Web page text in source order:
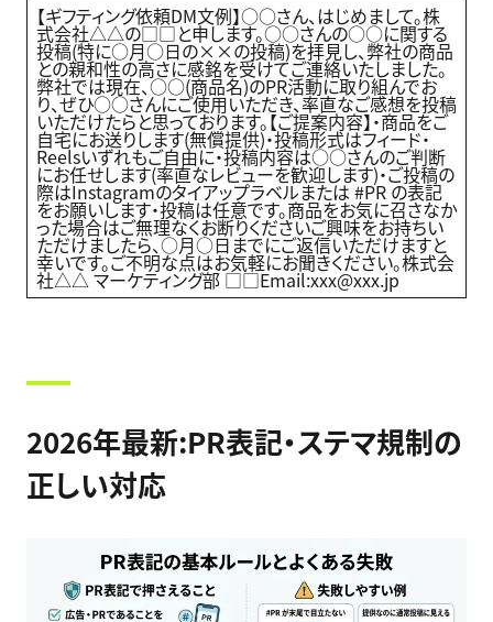
【ギフティング依頼DM文例】○○さん、はじめまして。株
式会社△△の□□と申します。○○さんの○○に関する
投稿(特に○月○日の××の投稿)を拝見し、弊社の商品
との親和性の高さに感銘を受けてご連絡いたしました。
弊社では現在、○○(商品名)のPR活動に取り組んでお
り、ぜひ○○さんにご使用いただき、率直なご感想を投稿
いただけたらと思っております。【ご提案内容】・商品をご
自宅にお送りします(無償提供)・投稿形式はフィード・
Reelsいずれもご自由に・投稿内容は○○さんのご判断
にお任せします(率直なレビューを歓迎します)・ご投稿の
際はInstagramのタイアップラベルまたは #PR の表記
をお願いします・投稿は任意です。商品をお気に召さなか
った場合はご無理なくお断りくださいご興味をお持ちい
ただけましたら、○月○日までにご返信いただけますと
幸いです。ご不明な点はお気軽にお聞きください。株式会
社△△ マーケティング部 □□Email:xxx@xxx.jp
2026年最新:PR表記・ステマ規制の
正しい対応